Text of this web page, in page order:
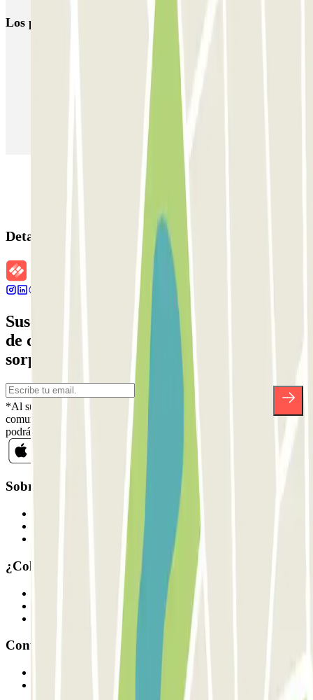
Los parkings más reservados
Parking en Barcelona
Parking en Aeropuerto Madrid Barajas
Parking en Sants - Estación de Barcelona
Detalles de la reserva
Suscríbete a nuestra newsletter y entérate
de descuentos, sorteos y otras muchas
sorpresas.
*Al suscribirte aceptas nuestra Política de Privacidad para recibir
comunicaciones comerciales de Parclick. Sin ningún compromiso,
podrás darte de baja cuando quieras en la misma newsletter.
Sobre Parclick
¿Colaboramos?
Proveedor de parking
Contacto